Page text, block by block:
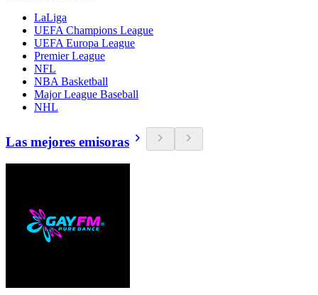
LaLiga
UEFA Champions League
UEFA Europa League
Premier League
NFL
NBA Basketball
Major League Baseball
NHL
Las mejores emisoras